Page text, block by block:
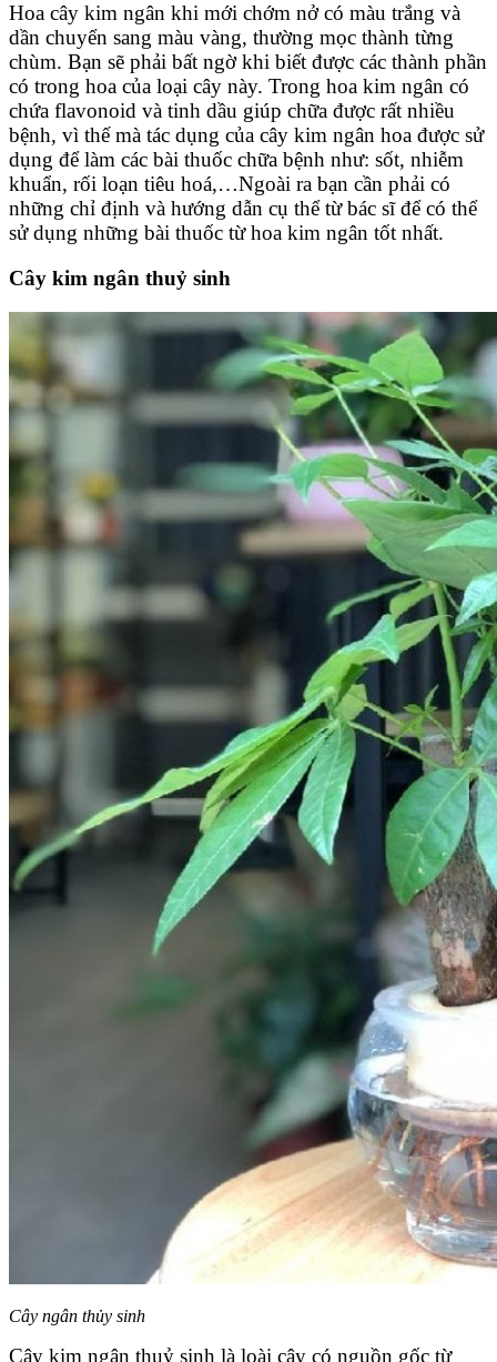
Hoa cây kim ngân khi mới chớm nở có màu trắng và
dần chuyển sang màu vàng, thường mọc thành từng
chùm. Bạn sẽ phải bất ngờ khi biết được các thành phần
có trong hoa của loại cây này. Trong hoa kim ngân có
chứa flavonoid và tinh dầu giúp chữa được rất nhiều
bệnh, vì thế mà tác dụng của cây kim ngân hoa được sử
dụng để làm các bài thuốc chữa bệnh như: sốt, nhiễm
khuẩn, rối loạn tiêu hoá,…Ngoài ra bạn cần phải có
những chỉ định và hướng dẫn cụ thể từ bác sĩ để có thể
sử dụng những bài thuốc từ hoa kim ngân tốt nhất.
Cây kim ngân thuỷ sinh
Cây ngân thủy sinh
Cây kim ngân thuỷ sinh là loài cây có nguồn gốc từ